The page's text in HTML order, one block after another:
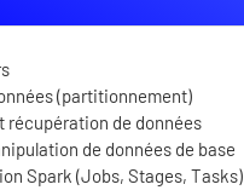
(partitionnement)
récupération de données
de données de base
Spark (Jobs, Stages,